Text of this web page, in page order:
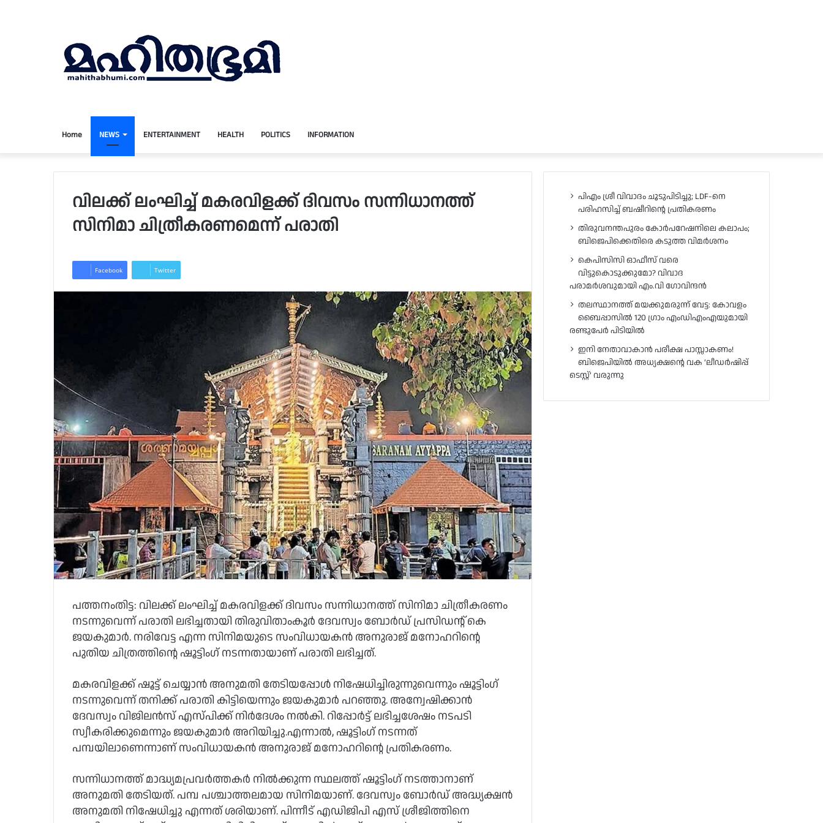
Home NEWS ENTERTAINMENT HEALTH POLITICS INFORMATION
വിലക്ക് ലംഘിച്ച് മകരവിളക്ക് ദിവസം സന്നിധാനത്ത്
സിനിമാ ചിത്രീകരണമെന്ന് പരാതി
Facebook Twitter
പത്തനംതിട്ട: വിലക്ക് ലംഘിച്ച് മകരവിളക്ക് ദിവസം സന്നിധാനത്ത് സിനിമാ ചിത്രീകരണം
നടന്നുവെന്ന് പരാതി ലഭിച്ചതായി തിരുവിതാംകൂർ ദേവസ്വം ബോർഡ് പ്രസിഡന്റ് കെ
ജയകുമാർ. നരിവേട്ട എന്ന സിനിമയുടെ സംവിധായകൻ അനുരാജ് മനോഹറിന്റെ
പുതിയ ചിത്രത്തിന്റെ ഷൂട്ടിംഗ് നടന്നതായാണ് പരാതി ലഭിച്ചത്.
മകരവിളക്ക് ഷൂട്ട്‌ ചെയ്യാൻ അനുമതി തേടിയപ്പോൾ നിഷേധിച്ചിരുന്നുവെന്നും ഷൂട്ടിംഗ്
നടന്നുവെന്ന് തനിക്ക് പരാതി കിട്ടിയെന്നും ജയകുമാർ പറഞ്ഞു. അന്വേഷിക്കാൻ
ദേവസ്വം വിജിലൻസ് എസ്‌പിക്ക് നിർദേശം നൽകി. റിപ്പോർട്ട് ലഭിച്ചശേഷം നടപടി
സ്വീകരിക്കുമെന്നും ജയകുമാർ അറിയിച്ചു.എന്നാൽ, ഷൂട്ടിംഗ് നടന്നത്
പമ്പയിലാണെന്നാണ് സംവിധായകൻ അനുരാജ് മനോഹറിന്റെ പ്രതികരണം.
സന്നിധാനത്ത് മാദ്ധ്യമപ്രവർത്തകർ നിൽക്കുന്ന സ്ഥലത്ത് ഷൂട്ടിംഗ് നടത്താനാണ്
അനുമതി തേടിയത്. പമ്പ പശ്ചാത്തലമായ സിനിമയാണ്. ദേവസ്വം ബോർഡ് അദ്ധ്യക്ഷൻ
അനുമതി നിഷേധിച്ചു എന്നത് ശരിയാണ്. പിന്നീട് എഡിജിപി എസ് ശ്രീജിത്തിനെ
പിഎം ശ്രീ വിവാദം ചൂടുപിടിച്ചു; LDF-നെ
പരിഹസിച്ച് ബഷീറിന്റെ പ്രതികരണം
തിരുവനന്തപുരം കോർപറേഷനിലെ കലാപം;
ബിജെപിക്കെതിരെ കടുത്ത വിമർശനം
കെപിസിസി ഓഫീസ് വരെ
വിട്ടുകൊടുക്കുമോ? വിവാദ
പരാമർശവുമായി എം.വി ഗോവിന്ദൻ
തലസ്ഥാനത്ത് മയക്കുമരുന്ന് വേട്ട: കോവളം
ബൈപ്പാസിൽ 120 ഗ്രാം എംഡിഎംഎയുമായി
രണ്ടുപേർ പിടിയിൽ
ഇനി നേതാവാകാൻ പരീക്ഷ പാസ്സാകണം!
ബിജെപിയിൽ അധ്യക്ഷന്റെ വക ‘ലീഡർഷിപ്പ്
ടെസ്റ്റ്’ വരുന്നു